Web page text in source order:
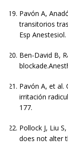
Pavón A,
transitorios
Esp
Ben-David B,
Pavón A, et al.
irritación
177.
Pollock J, Liu
does not alter